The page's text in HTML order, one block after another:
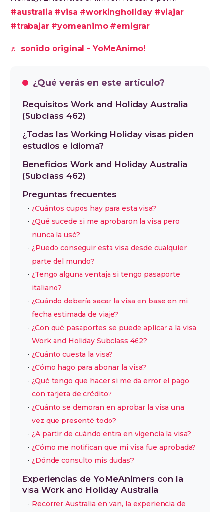
comienza a contar el año de validez. Durante
ese tiempo se puede entrar y salir del país
libremente, trabajar por períodos de hasta
seis meses con el mismo empleador y estudiar
pueden volver a solicitarla, pero sí extenderla
si cumplen ciertos requisitos. Hay 3400 cupos
anuales para argentinos y la aprobación
#australia #visa #workingholiday #viajar
#trabajar #yomeanimo #emigrar
♬ sonido original - YoMeAnimo!
¿Qué verás en este artículo?
Requisitos Work and Holiday Australia
(Subclass 462)
¿Todas las Working Holiday visas piden
estudios e idioma?
Beneficios Work and Holiday Australia
(Subclass 462)
Preguntas frecuentes
¿Cuántos cupos hay para esta visa?
¿Qué sucede si me aprobaron la visa pero
nunca la usé?
¿Puedo conseguir esta visa desde cualquier
parte del mundo?
¿Tengo alguna ventaja si tengo pasaporte
italiano?
¿Cuándo debería sacar la visa en base en mi
fecha estimada de viaje?
¿Con qué pasaportes se puede aplicar a la visa
Work and Holiday Subclass 462?
¿Cuánto cuesta la visa?
¿Cómo hago para abonar la visa?
¿Qué tengo que hacer si me da error el pago
con tarjeta de crédito?
¿Cuánto se demoran en aprobar la visa una
vez que presenté todo?
¿A partir de cuándo entra en vigencia la visa?
¿Cómo me notifican que mi visa fue aprobada?
¿Dónde consulto mis dudas?
Experiencias de YoMeAnimers con la
visa Work and Holiday Australia
Recorrer Australia en van, la experiencia de